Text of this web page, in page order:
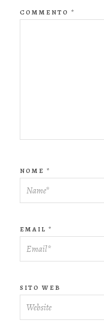
COMMENTO *
NOME *
EMAIL *
SITO WEB